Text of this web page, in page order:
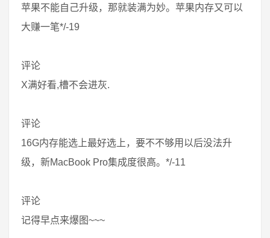
苹果不能自己升级，那就装满为妙。苹果内存又可以
大赚一笔*/-19
评论
X满好看,槽不会进灰.
评论
16G内存能选上最好选上，要不不够用以后没法升
级，新MacBook Pro集成度很高。*/-11
评论
记得早点来爆图~~~